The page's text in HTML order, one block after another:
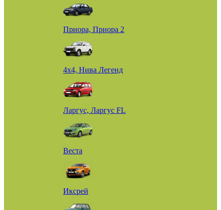
Приора, Приора 2
4х4, Нива Легенд
Ларгус, Ларгус FL
Веста
Иксрей